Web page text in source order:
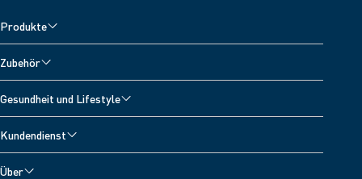
Produkte
Oberarm-Blutdruckmessgeräte
Handgelenk-Blutdruckmessgeräte
Inhalationsgeräte
Schmerztherapiegeräte
Zubehör
Zubehör für Vernebler
Zubehör zur Schmerzlinderung
Zubehör fur Fieberthermometer
Gesundheit und Lifestyle
Blutdrucktagebuch
Bluthochdruck
Kundendienst
Über